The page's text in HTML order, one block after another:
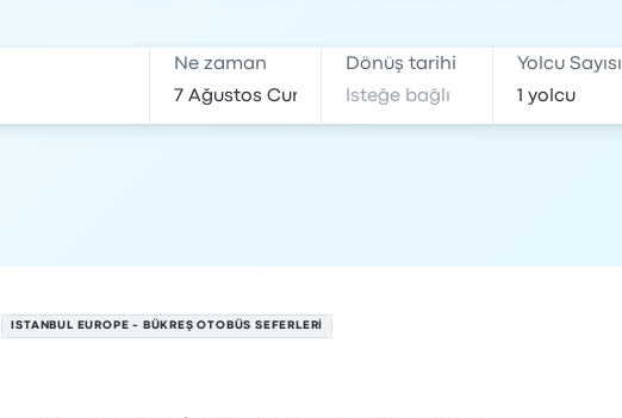
Ne zaman Dönüş tarihi Yolcu Sayısı
ISTANBUL EUROPE - BÜKREŞ OTOBÜS SEFERLERI